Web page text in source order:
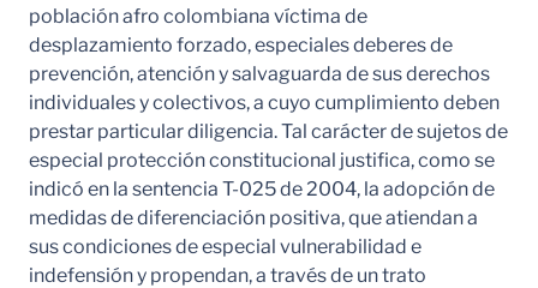
población afro colombiana víctima de
desplazamiento forzado, especiales deberes de
prevención, atención y salvaguarda de sus derechos
individuales y colectivos, a cuyo cumplimiento deben
prestar particular diligencia. Tal carácter de sujetos de
especial protección constitucional justifica, como se
indicó en la sentencia T-025 de 2004, la adopción de
medidas de diferenciación positiva, que atiendan a
sus condiciones de especial vulnerabilidad e
indefensión y propendan, a través de un trato